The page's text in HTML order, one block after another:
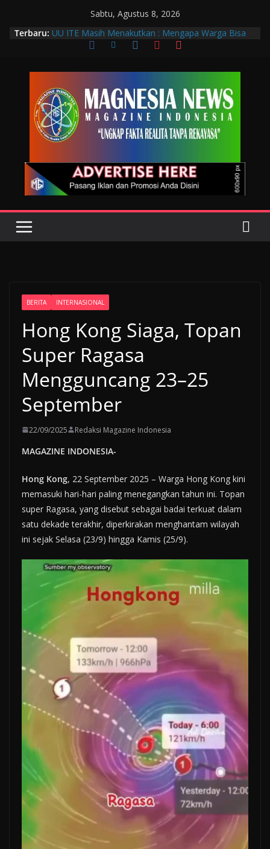
Sabtu, Agustus 8, 2026
Terbaru: UU ITE Masih Menakutkan : Mengapa Warga Bisa
Dipidana Hanya karena Bicara?
Momentum Penguatan Profesi dan Transformasi
Digital
Wakil Wali Kota Bandung Hadiri Muscab VIII PTGMI
Kota Bandung, Dorong Penguatan Kompetensi
Terapis Gigi dan Mulut
Langkah Awal Deteksi Dini Penyakit, Kenali Peran
Tenaga Teknologi Laboratorium Medik
Sebenarnya Sedang Melindungi Siapa?
BERITA INTERNASIONAL
Hong Kong Siaga, Topan
Super Ragasa
Mengguncang 23–25
September
22/09/2025 Redaksi Magazine Indonesia
MAGAZINE INDONESIA-
Hong Kong, 22 September 2025 – Warga Hong Kong kini
memasuki hari-hari paling menegangkan tahun ini. Topan
super Ragasa, yang disebut sebagai badai terkuat dalam
satu dekade terakhir, diperkirakan menghantam wilayah
ini sejak Selasa (23/9) hingga Kamis (25/9).